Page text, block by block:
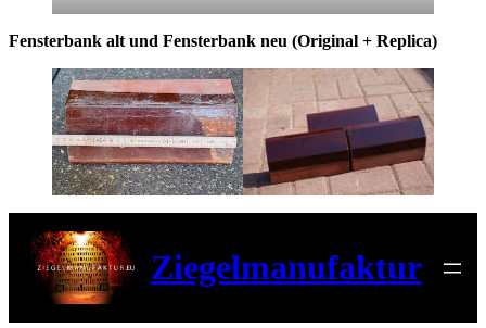
Fensterbank alt und Fensterbank neu (Original + Replica)
Ziegelmanufaktur